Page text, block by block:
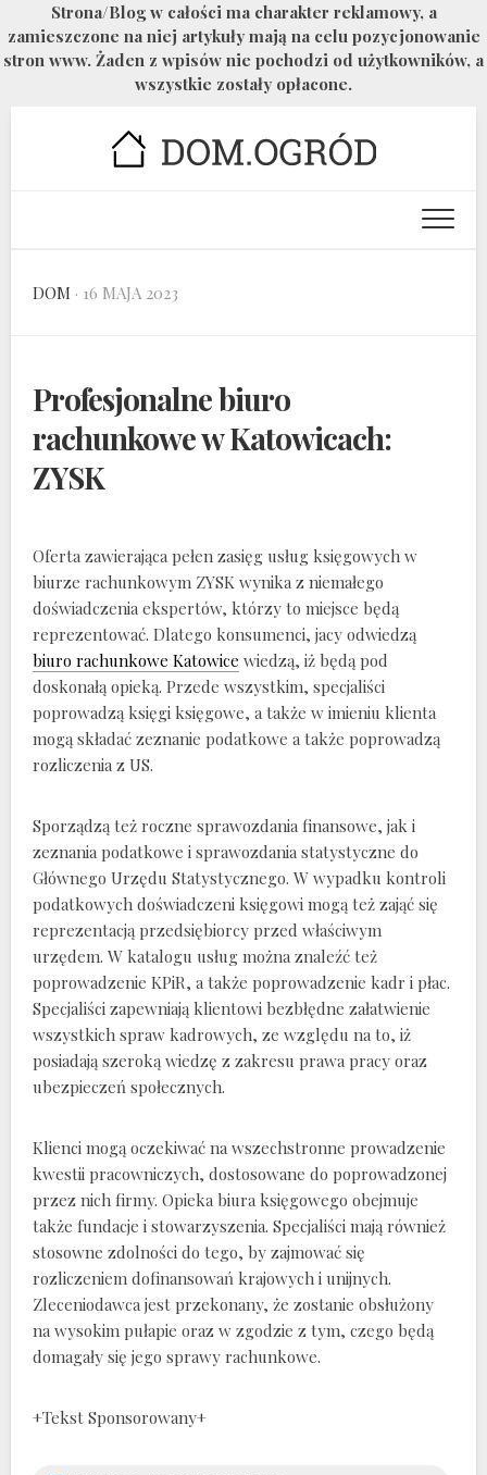
Strona/Blog w całości ma charakter reklamowy, a
zamieszczone na niej artykuły mają na celu pozycjonowanie
stron www. Żaden z wpisów nie pochodzi od użytkowników, a
wszystkie zostały opłacone.
DOM · 16 MAJA 2023
Profesjonalne biuro
rachunkowe w Katowicach:
ZYSK
Oferta zawierająca pełen zasięg usług księgowych w
biurze rachunkowym ZYSK wynika z niemałego
doświadczenia ekspertów, którzy to miejsce będą
reprezentować. Dlatego konsumenci, jacy odwiedzą
biuro rachunkowe Katowice wiedzą, iż będą pod
doskonałą opieką. Przede wszystkim, specjaliści
poprowadzą księgi księgowe, a także w imieniu klienta
mogą składać zeznanie podatkowe a także poprowadzą
rozliczenia z US.
Sporządzą też roczne sprawozdania finansowe, jak i
zeznania podatkowe i sprawozdania statystyczne do
Głównego Urzędu Statystycznego. W wypadku kontroli
podatkowych doświadczeni księgowi mogą też zająć się
reprezentacją przedsiębiorcy przed właściwym
urzędem. W katalogu usług można znaleźć też
poprowadzenie KPiR, a także poprowadzenie kadr i płac.
Specjaliści zapewniają klientowi bezbłędne załatwienie
wszystkich spraw kadrowych, ze względu na to, iż
posiadają szeroką wiedzę z zakresu prawa pracy oraz
ubezpieczeń społecznych.
Klienci mogą oczekiwać na wszechstronne prowadzenie
kwestii pracowniczych, dostosowane do poprowadzonej
przez nich firmy. Opieka biura księgowego obejmuje
także fundacje i stowarzyszenia. Specjaliści mają również
stosowne zdolności do tego, by zajmować się
rozliczeniem dofinansowań krajowych i unijnych.
Zleceniodawca jest przekonany, że zostanie obsłużony
na wysokim pułapie oraz w zgodzie z tym, czego będą
domagały się jego sprawy rachunkowe.
+Tekst Sponsorowany+